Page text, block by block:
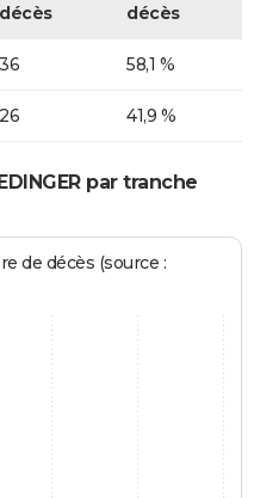
décès
décès
36 58,1 %
26 41,9 %
par tranche
de décès (source :